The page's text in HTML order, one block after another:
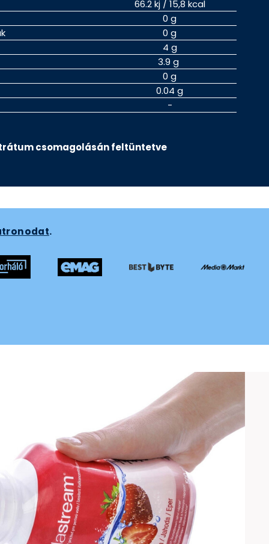
66.2 kj / 15,8 kcal
0 g
0 g
4 g
3.9 g
0 g
0.04 g
-
csomagolásán feltüntetve
.